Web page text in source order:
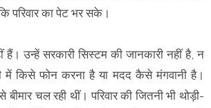
परिवार का पेट भर सके।
उन्हें सरकारी सिस्टम की जानकारी नहीं है, न
में किसे फोन करना है या मदद कैसे मंगवानी है।
चल रही थीं। परिवार की जितनी भी थोड़ी-